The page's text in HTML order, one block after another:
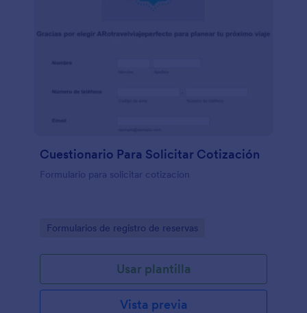
Cuestionario Para Solicitar Cotización
Formulario para solicitar cotizacion
Go to Category:
Formularios de registro de reservas
Usar plantilla
Vista previa